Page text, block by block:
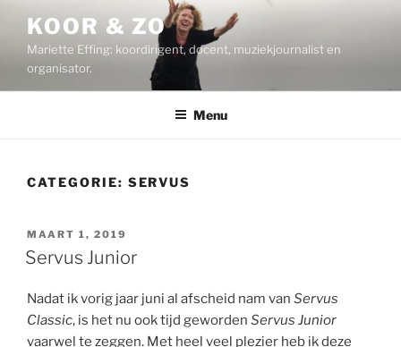
inhoud
KOOR & ZO
Mariette Effing: koordirigent, docent, muziekjournalist en
organisator.
Menu
CATEGORIE: SERVUS
GEPLAATST
OP
MAART 1, 2019
Servus Junior
Nadat ik vorig jaar juni al afscheid nam van Servus
Classic, is het nu ook tijd geworden Servus Junior
vaarwel te zeggen. Met heel veel plezier heb ik deze